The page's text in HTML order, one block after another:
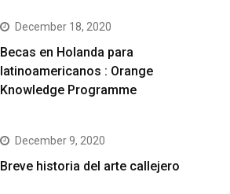
December 18, 2020
Becas en Holanda para
latinoamericanos : Orange
Knowledge Programme
December 9, 2020
Breve historia del arte callejero